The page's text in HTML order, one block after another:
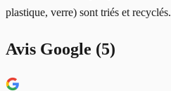
plastique, verre) sont triés et recyclés.
Avis Google (5)